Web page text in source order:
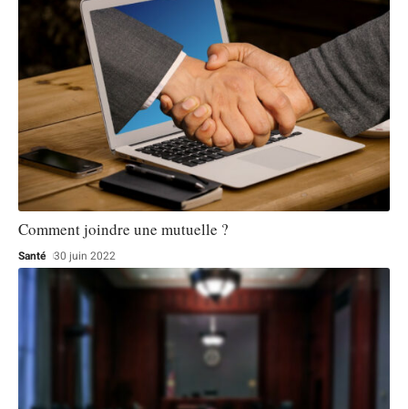
Comment joindre une mutuelle ?
Santé 30 juin 2022